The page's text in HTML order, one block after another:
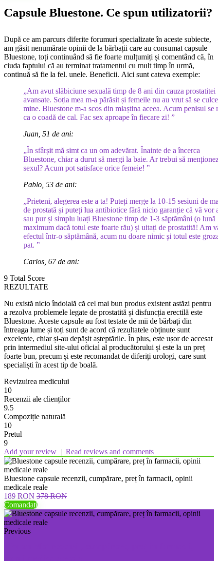
Capsule Bluestone. Ce spun utilizatorii?
După ce am parcurs diferite forumuri specializate în aceste subiecte,
am găsit nenumărate opinii de la bărbații care au consumat capsule
Bluestone, toți continuând să fie foarte mulțumiți și comentând că, în
ciuda faptului că au terminat tratamentul cu mult timp în urmă,
continuă să fie la fel. unele. Beneficii. Aici sunt cateva exemple:
„Am avut slăbiciune sexuală timp de 8 ani din cauza prostatitei
avansate. Soția mea m-a părăsit și femeile nu au vrut să se
mine. Bluestone m-a scos din mlaștina aceea. Acum penisul se
ca o coadă de cal. Fac sex aproape în fiecare zi! ”
Juan, 51 de ani:
„În sfârșit mă simt ca un om adevărat. Înainte de a încerca
Bluestone, chiar a durut să mergi la baie. Ar trebui să
sexul? Acum pot satisface orice femeie! ”
Pablo, 53 de ani:
„Prieteni, alegerea este a ta! Puteți merge la 10-15 sesiuni de
de prostată și puteți lua antibiotice fără nicio garanție că vă vor
sau pur și simplu luați Bluestone timp de 1-3 săptămâni (o lună
maximum dacă totul este foarte rău) și uitați de prostatită! Am
efectul într-o săptămână, acum nu doare nimic și totul este
pat. ”
Carlos, 67 de ani:
9 Total Score
REZULTATE
Nu există nicio îndoială că cel mai bun produs existent astăzi pentru
a rezolva problemele legate de prostatită și disfuncția erectilă este
Bluestone. Aceste capsule au fost testate de mii de bărbați din
întreaga lume și toți sunt de acord că rezultatele obținute sunt
excelente, chiar și-au depășit așteptările. În plus, este ușor de accesat
prin intermediul site-ului oficial al producătorului și este la un preț
foarte bun, precum și este recomandat de diferiți urologi, care sunt
specialiști în acest tip de boală.
Revizuirea medicului
10
Recenzii ale clienților
9.5
Compoziție naturală
10
Pretul
9
Add your review | Read reviews and comments
Bluestone capsule recenzii, cumpărare, preț în farmacii, opinii
medicale reale
189 RON 378 RON
Comandați
Previous